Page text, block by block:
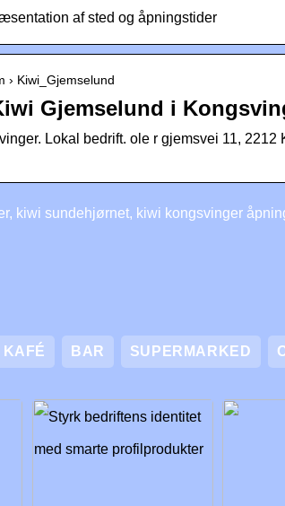
af sted og åpningstider
› Kiwi_Gjemselund
Gjemselund i
Lokal bedrift. ole r gjemsvei 11,
kiwi sundehjørnet, kiwi kongsvinger
KAFÉ BAR SUPERMARKED